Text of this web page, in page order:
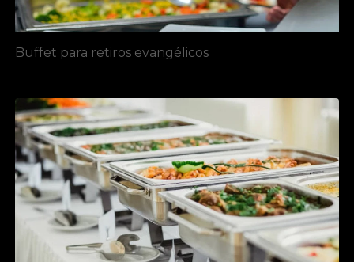
Buffet para retiros evangélicos